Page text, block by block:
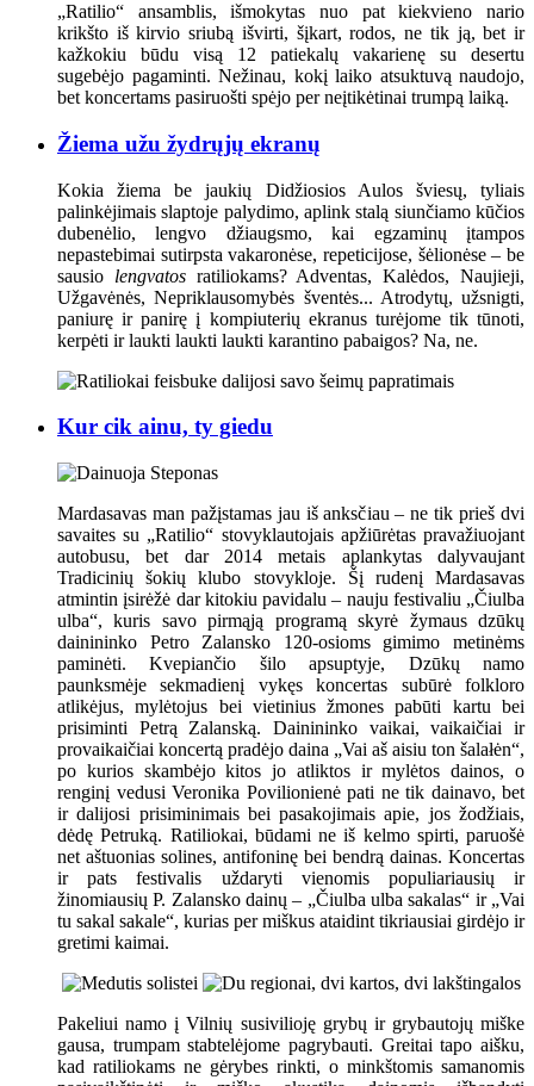
„Ratilio“ ansamblis, išmokytas nuo pat kiekvieno nario
krikšto iš kirvio sriubą išvirti, šįkart, rodos, ne tik ją, bet ir
kažkokiu būdu visą 12 patiekalų vakarienę su desertu
sugebėjo pagaminti. Nežinau, kokį laiko atsuktuvą naudojo,
bet koncertams pasiruošti spėjo per neįtikėtinai trumpą laiką.
Žiema užu žydrųjų ekranų
Kokia žiema be jaukių Didžiosios Aulos šviesų, tyliais
palinkėjimais slaptoje palydimo, aplink stalą siunčiamo kūčios
dubenėlio, lengvo džiaugsmo, kai egzaminų įtampos
nepastebimai sutirpsta vakaronėse, repeticijose, šėlionėse – be
sausio lengvatosratiliokams? Adventas, Kalėdos, Naujieji,
Užgavėnės, Nepriklausomybės šventės... Atrodytų, užsnigti,
paniurę ir panirę į kompiuterių ekranus turėjome tik tūnoti,
kerpėti ir laukti laukti laukti karantino pabaigos? Na, ne.
Kur cik ainu, ty giedu
Mardasavas man pažįstamas jau iš anksčiau – ne tik prieš dvi
savaites su „Ratilio“ stovyklautojais apžiūrėtas pravažiuojant
autobusu, bet dar 2014 metais aplankytas dalyvaujant
Tradicinių šokių klubo stovykloje. Šį rudenį Mardasavas
atmintin įsirėžė dar kitokiu pavidalu – nauju festivaliu „Čiulba
ulba“, kuris savo pirmąją programą skyrė žymaus dzūkų
dainininko Petro Zalansko 120-osioms gimimo metinėms
paminėti. Kvepiančio šilo apsuptyje, Dzūkų namo
paunksmėje sekmadienį vykęs koncertas subūrė folkloro
atlikėjus, mylėtojus bei vietinius žmones pabūti kartu bei
prisiminti Petrą Zalanską. Dainininko vaikai, vaikaičiai ir
provaikaičiai koncertą pradėjo daina „Vai aš aisiu ton šalałėn“,
po kurios skambėjo kitos jo atliktos ir mylėtos dainos, o
renginį vedusi Veronika Povilionienė pati ne tik dainavo, bet
ir dalijosi prisiminimais bei pasakojimais apie, jos žodžiais,
dėdę Petruką. Ratiliokai, būdami ne iš kelmo spirti, paruošė
net aštuonias solines, antifoninę bei bendrą dainas. Koncertas
ir pats festivalis uždaryti vienomis populiariausių ir
žinomiausių P. Zalansko dainų – „Čiulba ulba sakalas“ ir „Vai
tu sakal sakale“, kurias per miškus ataidint tikriausiai girdėjo ir
gretimi kaimai.
Pakeliui namo į Vilnių susivilioję grybų ir grybautojų miške
gausa, trumpam stabtelėjome pagrybauti. Greitai tapo aišku,
kad ratiliokams ne gėrybes rinkti, o minkštomis samanomis